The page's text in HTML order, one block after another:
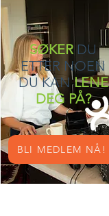
SØKER DU
ETTER NOEN
DU KAN LENE
DEG PÅ?
BLI MEDLEM NÅ!